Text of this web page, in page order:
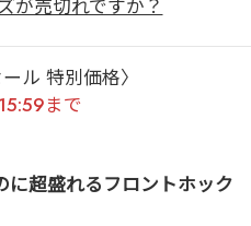
が売切れですか？
ル 特別価格〉
まで
に超盛れるフロントホック